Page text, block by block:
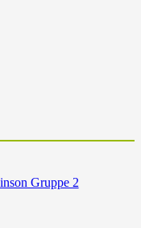
Gruppe 2